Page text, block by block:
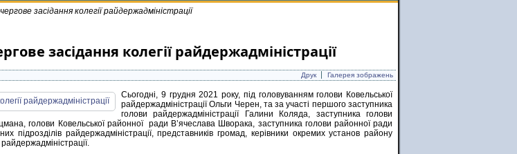
засідання колегії райдержадміністрації
засідання колегії райдержадміністрації
Друк Галерея зображень
Сьогодні, 9 грудня 2021 року, під головуванням голови Ковельської
райдержадміністрації Ольги Черен, та за участі першого заступника
голови райдержадміністрації Галини Коляда, заступника голови
голови Ковельської районної ради В’ячеслава Шворака, заступника голови районної ради
підрозділів райдержадміністрації, представників громад, керівники окремих установ району